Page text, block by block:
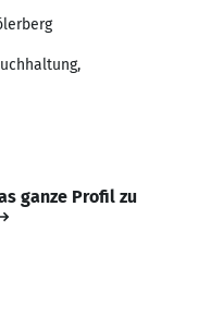
ganze Profil zu